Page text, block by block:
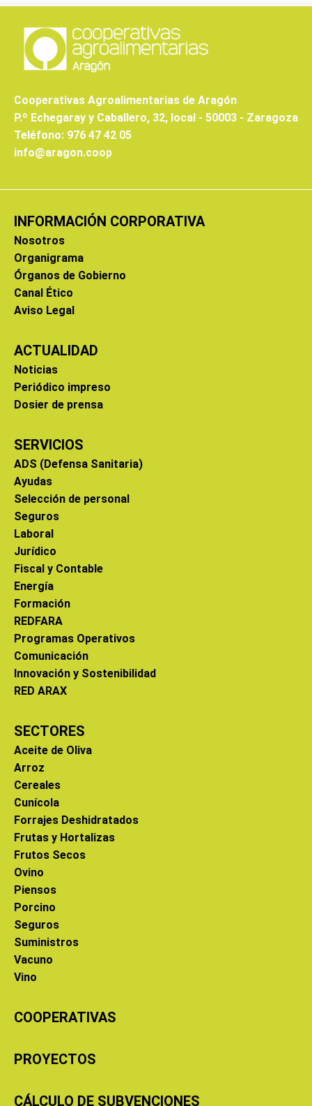
Cooperativas Agroalimentarias de Aragón
P.º Echegaray y Caballero, 32, local - 50003 - Zaragoza
Teléfono: 976 47 42 05
info@aragon.coop
INFORMACIÓN CORPORATIVA
Nosotros
Organigrama
Órganos de Gobierno
Canal Ético
Aviso Legal
ACTUALIDAD
Noticias
Periódico impreso
Dosier de prensa
SERVICIOS
ADS (Defensa Sanitaria)
Ayudas
Selección de personal
Seguros
Laboral
Jurídico
Fiscal y Contable
Energía
Formación
REDFARA
Programas Operativos
Comunicación
Innovación y Sostenibilidad
RED ARAX
SECTORES
Aceite de Oliva
Arroz
Cereales
Cunícola
Forrajes Deshidratados
Frutas y Hortalizas
Frutos Secos
Ovino
Piensos
Porcino
Seguros
Suministros
Vacuno
Vino
COOPERATIVAS
PROYECTOS
CÁLCULO DE SUBVENCIONES